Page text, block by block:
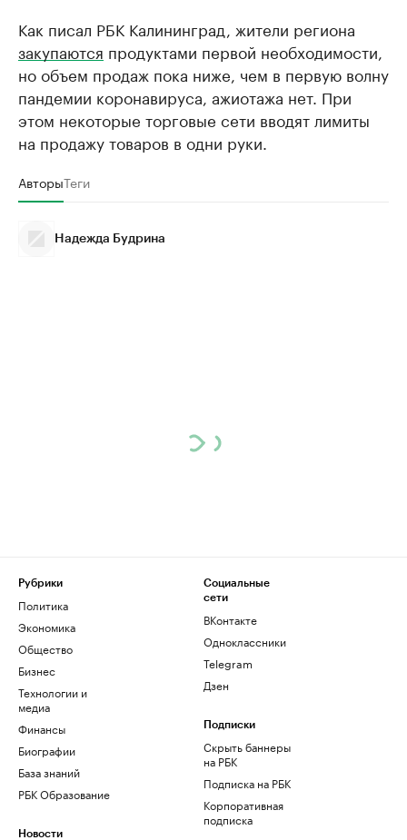
Как писал РБК Калининград, жители региона
закупаются продуктами первой необходимости,
но объем продаж пока ниже, чем в первую волну
пандемии коронавируса, ажиотажа нет. При
этом некоторые торговые сети вводят лимиты
на продажу товаров в одни руки.
АвторыТеги
Надежда Будрина
Рубрики
Политика
Экономика
Общество
Бизнес
Технологии и
медиа
Финансы
Биографии
База знаний
РБК Образование
Новости
Социальные
сети
ВКонтакте
Одноклассники
Telegram
Дзен
Подписки
Скрыть баннеры
на РБК
Подписка на РБК
Корпоративная
подписка